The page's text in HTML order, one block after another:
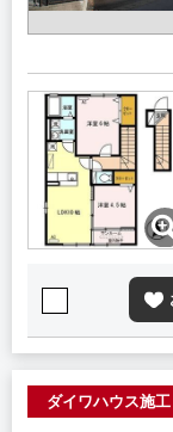
ダイワハウス施工